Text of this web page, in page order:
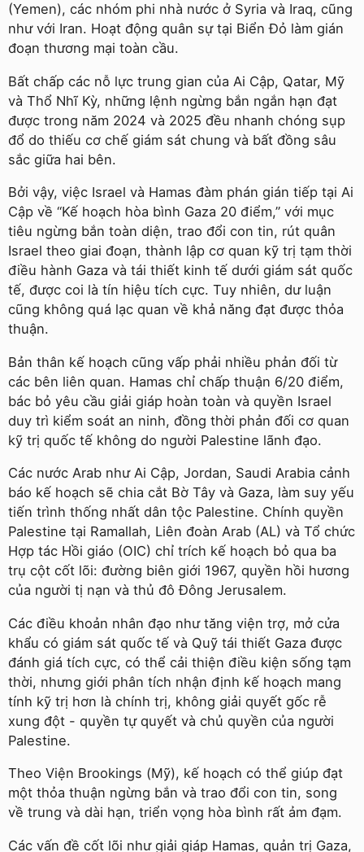
(Yemen), các nhóm phi nhà nước ở Syria và Iraq, cũng
như với Iran. Hoạt động quân sự tại Biển Đỏ làm gián
đoạn thương mại toàn cầu.
Bất chấp các nỗ lực trung gian của Ai Cập, Qatar, Mỹ
và Thổ Nhĩ Kỳ, những lệnh ngừng bắn ngắn hạn đạt
được trong năm 2024 và 2025 đều nhanh chóng sụp
đổ do thiếu cơ chế giám sát chung và bất đồng sâu
sắc giữa hai bên.
Bởi vậy, việc Israel và Hamas đàm phán gián tiếp tại Ai
Cập về “Kế hoạch hòa bình Gaza 20 điểm,” với mục
tiêu ngừng bắn toàn diện, trao đổi con tin, rút quân
Israel theo giai đoạn, thành lập cơ quan kỹ trị tạm thời
điều hành Gaza và tái thiết kinh tế dưới giám sát quốc
tế, được coi là tín hiệu tích cực. Tuy nhiên, dư luận
cũng không quá lạc quan về khả năng đạt được thỏa
thuận.
Bản thân kế hoạch cũng vấp phải nhiều phản đối từ
các bên liên quan. Hamas chỉ chấp thuận 6/20 điểm,
bác bỏ yêu cầu giải giáp hoàn toàn và quyền Israel
duy trì kiểm soát an ninh, đồng thời phản đối cơ quan
kỹ trị quốc tế không do người Palestine lãnh đạo.
Các nước Arab như Ai Cập, Jordan, Saudi Arabia cảnh
báo kế hoạch sẽ chia cắt Bờ Tây và Gaza, làm suy yếu
tiến trình thống nhất dân tộc Palestine. Chính quyền
Palestine tại Ramallah, Liên đoàn Arab (AL) và Tổ chức
Hợp tác Hồi giáo (OIC) chỉ trích kế hoạch bỏ qua ba
trụ cột cốt lõi: đường biên giới 1967, quyền hồi hương
của người tị nạn và thủ đô Đông Jerusalem.
Các điều khoản nhân đạo như tăng viện trợ, mở cửa
khẩu có giám sát quốc tế và Quỹ tái thiết Gaza được
đánh giá tích cực, có thể cải thiện điều kiện sống tạm
thời, nhưng giới phân tích nhận định kế hoạch mang
tính kỹ trị hơn là chính trị, không giải quyết gốc rễ
xung đột - quyền tự quyết và chủ quyền của người
Palestine.
Theo Viện Brookings (Mỹ), kế hoạch có thể giúp đạt
một thỏa thuận ngừng bắn và trao đổi con tin, song
về trung và dài hạn, triển vọng hòa bình rất ảm đạm.
Các vấn đề cốt lõi như giải giáp Hamas, quản trị Gaza,